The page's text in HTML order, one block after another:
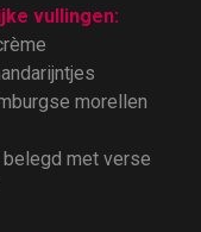
vullingen:
morellen
met verse